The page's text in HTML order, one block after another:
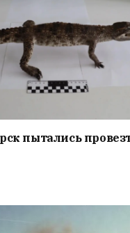
пытались